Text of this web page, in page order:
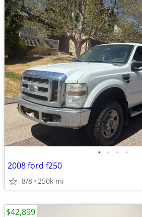
• • • •
2008 ford f250
8/8 250k mi
$42,899